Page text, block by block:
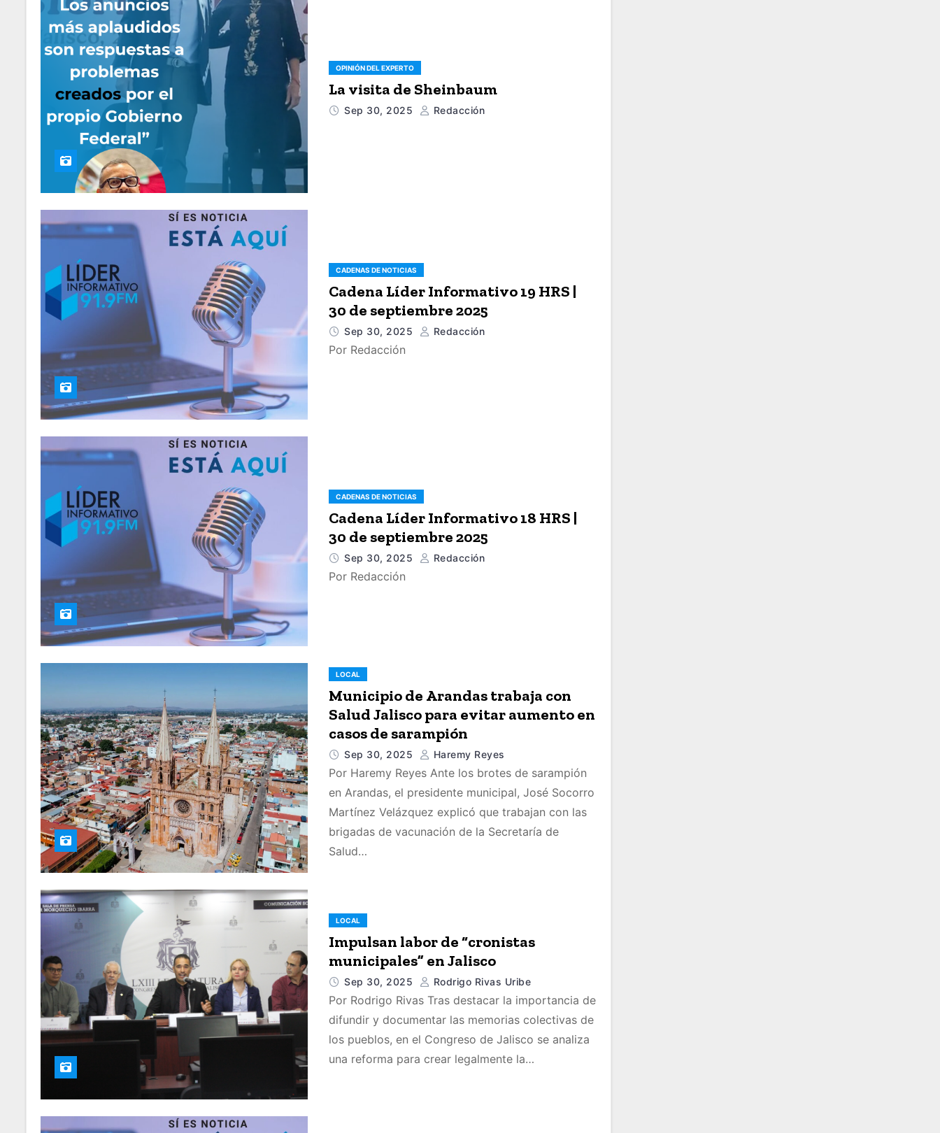
OPINIÓN DEL EXPERTO
La visita de Sheinbaum
Sep 30, 2025 Redacción
CADENAS DE NOTICIAS
Cadena Líder Informativo 19 HRS |
30 de septiembre 2025
Sep 30, 2025 Redacción
Por Redacción
CADENAS DE NOTICIAS
Cadena Líder Informativo 18 HRS |
30 de septiembre 2025
Sep 30, 2025 Redacción
Por Redacción
LOCAL
Municipio de Arandas trabaja con
Salud Jalisco para evitar aumento en
casos de sarampión
Sep 30, 2025 Haremy Reyes
Por Haremy Reyes Ante los brotes de sarampión
en Arandas, el presidente municipal, José Socorro
Martínez Velázquez explicó que trabajan con las
brigadas de vacunación de la Secretaría de
Salud…
LOCAL
Impulsan labor de “cronistas
municipales” en Jalisco
Sep 30, 2025 Rodrigo Rivas Uribe
Por Rodrigo Rivas Tras destacar la importancia de
difundir y documentar las memorias colectivas de
los pueblos, en el Congreso de Jalisco se analiza
una reforma para crear legalmente la…